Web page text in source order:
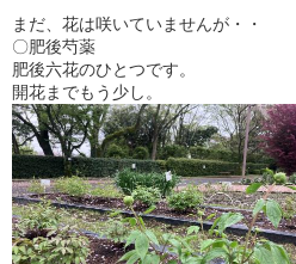
まだ、花は咲いていませんが・・
〇肥後芍薬
肥後六花のひとつです。
開花までもう少し。